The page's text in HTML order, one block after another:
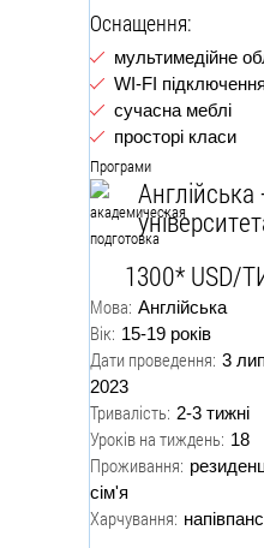
Оснащення:
мультимедійне
WI-FI підключення
сучасна меблі
просторі класи
Програми
1300* USD/
Мова: Англійська
Вік: 15-19 років
Дати проведення: 3
2023
Тривалість: 2-3 тижні
Уроків на тиждень: 18
Проживання:
сім'я
Харчування: